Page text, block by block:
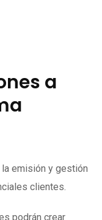
a
emisión y gestión
clientes.
podrán crear